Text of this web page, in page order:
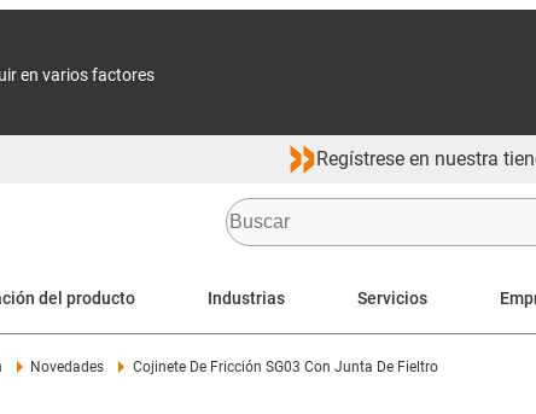
en varios factores
Regístrese en nuestra
del producto Industrias Servicios
Novedades Cojinete De Fricción SG03 Con Junta De Fieltro